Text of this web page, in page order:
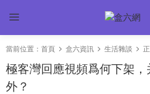
當前位置： 首頁 盒六資訊 生活雜談
極客灣回應視頻爲何下架
外？